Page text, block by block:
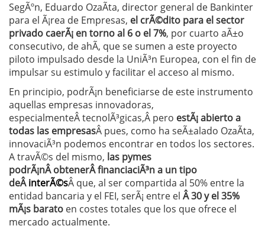
SegÃºn, Eduardo OzaÃ­ta, director general de Bankinter
para el Ã¡rea de Empresas, el crÃ©dito para el sector
privado caerÃ¡ en torno al 6 o el 7%, por cuarto aÃ±o
consecutivo, de ahÃ­, que se sumen a este proyecto
piloto impulsado desde la UniÃ³n Europea, con el fin de
impulsar su estimulo y facilitar el acceso al mismo.
En principio, podrÃ¡n beneficiarse de este instrumento
aquellas empresas innovadoras,
especialmenteÂ tecnolÃ³gicas,Â pero estÃ¡ abierto a
todas las empresasÂ pues, como ha seÃ±alado OzaÃ­ta,
innovaciÃ³n podemos encontrar en todos los sectores.
A travÃ©s del mismo, las pymes
podrÃ¡nÂ obtenerÂ financiaciÃ³n a un tipo
deÂinterÃ©sÂ que, al ser compartida al 50% entre la
entidad bancaria y el FEI, serÃ¡ entre el Â 30 y el 35%
mÃ¡s barato en costes totales que los que ofrece el
mercado actualmente.